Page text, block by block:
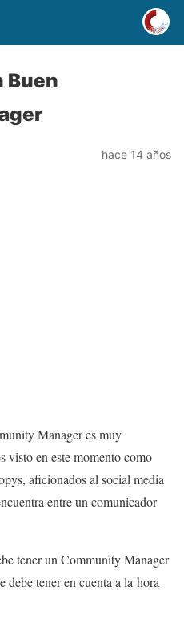
Buen
hace 14 años
Manager es muy
visto en este momento como
aficionados al social media
entre un comunicador
tener un Community Manager
debe tener en cuenta a la hora